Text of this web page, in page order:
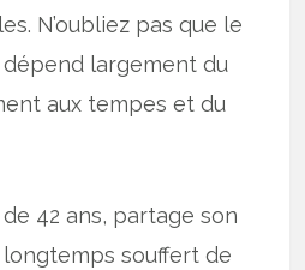
N’oubliez pas que le
largement du
aux tempes et du
42 ans, partage son
longtemps souffert de